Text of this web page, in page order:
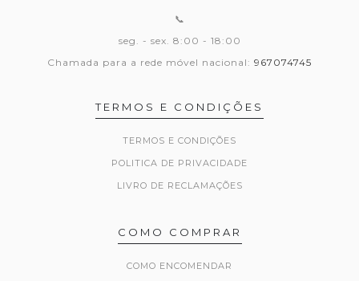
📞
seg. - sex. 8:00 - 18:00
Chamada para a rede móvel nacional: 967074745
TERMOS E CONDIÇÕES
TERMOS E CONDIÇÕES
POLITICA DE PRIVACIDADE
LIVRO DE RECLAMAÇÕES
COMO COMPRAR
COMO ENCOMENDAR